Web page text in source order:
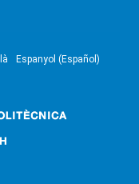
Espanyol (Español)